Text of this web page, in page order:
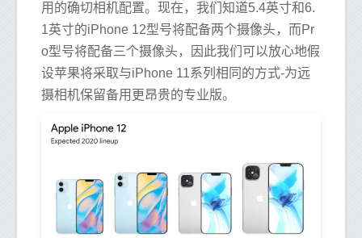
用的确切相机配置。现在，我们知道5.4英寸和6.
1英寸的iPhone 12型号将配备两个摄像头，而Pr
o型号将配备三个摄像头，因此我们可以放心地假
设苹果将采取与iPhone 11系列相同的方式-为远
摄相机保留备用更昂贵的专业版。